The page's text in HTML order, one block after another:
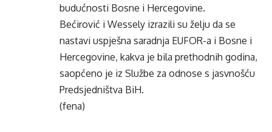
budućnosti Bosne i Hercegovine.
Bećirović i Wessely izrazili su želju da se
nastavi uspješna saradnja EUFOR-a i Bosne i
Hercegovine, kakva je bila prethodnih godina,
saopćeno je iz Službe za odnose s jasvnošću
Predsjedništva BiH.
(fena)